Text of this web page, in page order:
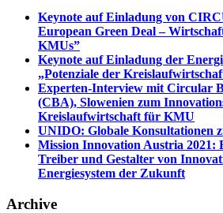
Keynote auf Einladung von
European Green Deal –
KMUs”
Keynote auf Einladung der
„Potenziale der
Experten-Interview mit Circular
(CBA), Slowenien zum
Kreislaufwirtschaft für KMU
UNIDO: Globale Konsultationen
Mission Innovation Austria 2021:
Treiber und Gestalter von
Energiesystem der Zukunft
Archive